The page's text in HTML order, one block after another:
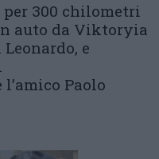
300 chilometri
auto da Viktoryia
e
Paolo